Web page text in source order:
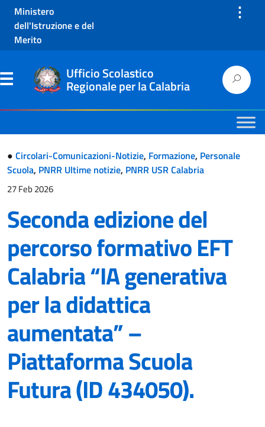
Ministero
dell'Istruzione e del
Merito
⋮
Ufficio Scolastico
Regionale per la Calabria
● Circolari-Comunicazioni-Notizie, Formazione, Personale
Scuola, PNRR Ultime notizie, PNRR USR Calabria
27 Feb 2026
Seconda edizione del
percorso formativo EFT
Calabria “IA generativa
per la didattica
aumentata” –
Piattaforma Scuola
Futura (ID 434050).